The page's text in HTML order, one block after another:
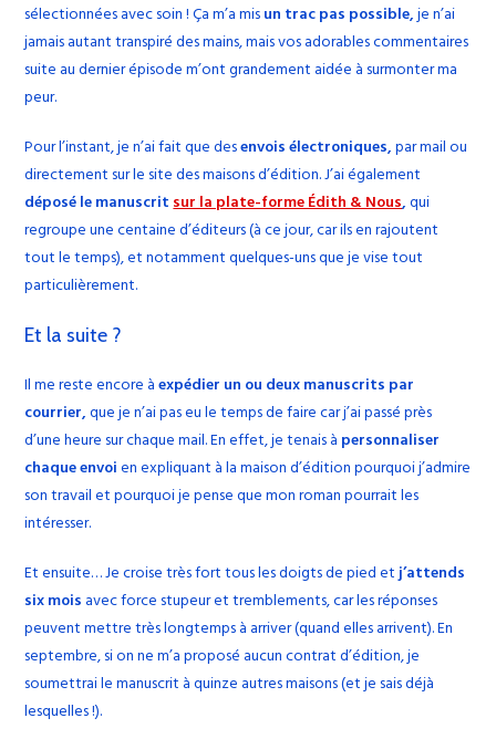
sélectionnées avec soin ! Ça m’a mis un trac pas possible, je n’ai
jamais autant transpiré des mains, mais vos adorables commentaires
suite au dernier épisode m’ont grandement aidée à surmonter ma
peur.
Pour l’instant, je n’ai fait que desenvois électroniques,par mail ou
directement sur le site des maisons d’édition. J’ai également
déposé le manuscritsur la plate-forme Édith & Nous, qui
regroupe une centaine d’éditeurs (à ce jour, car ils en rajoutent
tout le temps), et notamment quelques-uns que je vise tout
particulièrement.
Et la suite ?
Il me reste encore àexpédier un ou deux manuscrits par
courrier,que je n’ai pas eu le temps de faire car j’ai passé près
d’une heure sur chaque mail. En effet, je tenais à personnaliser
chaque envoien expliquant à la maison d’édition pourquoi j’admire
son travail et pourquoi je pense que mon roman pourrait les
intéresser.
Et ensuite… Je croise très fort tous les doigts de pied etj’attends
six mois avec force stupeur et tremblements, car les réponses
peuvent mettre très longtemps à arriver (quand elles arrivent). En
septembre, si on ne m’a proposé aucun contrat d’édition, je
soumettrai le manuscrit à quinze autres maisons (et je sais déjà
lesquelles !).